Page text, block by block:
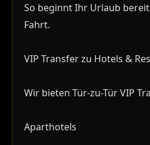
So beginnt Ihr Urlaub
Fahrt.
VIP Transfer zu Hotels &
Wir bieten Tür-zu-Tür VIP
Aparthotels